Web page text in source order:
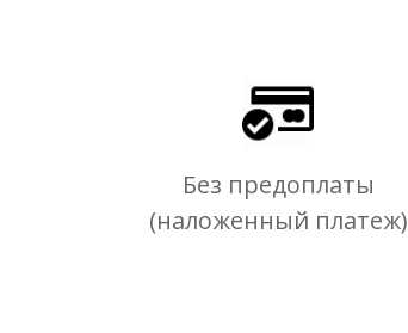
Без предоплаты
(наложенный платеж)